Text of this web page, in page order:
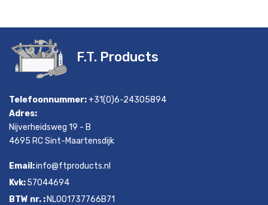
F.T. Products
Telefoonnummer:+31(0)6-24305894
Adres:
Nijverheidsweg 19 - B
4695 RC Sint-Maartensdijk
Email:info@ftproducts.nl
Kvk:57044694
BTW nr. : NL001737766B71